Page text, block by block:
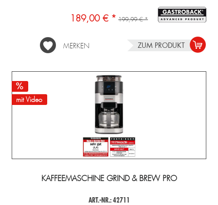
189,00 € * 199,99 € *
MERKEN ZUM PRODUKT
mit Video
KAFFEEMASCHINE GRIND & BREW PRO
ART.-NR.: 42711